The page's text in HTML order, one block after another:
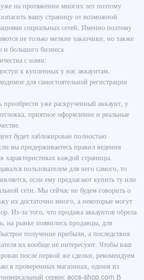
на протяжении многих лет поэтому
вашу страницу от возможной
социальных сетей. Именно поэтому
не только мелкие заказчики, но также
и большого бизнеса
с нами:
к купленных у нас аккаунтам.
для самостоятельной регистрации
приобрести уже раскрученный аккаунт, у
приятное оформление и реальные
будет заблокирован полностью
вы придерживаетесь правил ведения
характеристиках каждой страницы.
пользователем для него самого, то
если ему предлагают купить ту или
сети. Мы сейчас не будем говорить о
их достаточно много, а некоторые могут
Из-за того, что продажа аккаунтов обрела
на рынке появились продавцы, для
получение прибыли, а последствия
их вообще не интересуют. Чтобы ваш
после первой же сделки, рекомендуем
в проверенных магазинах, одним из
сервис accs-shop.com В